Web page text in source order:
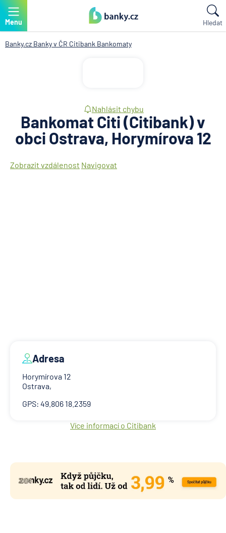
Menu Hledat
Banky.cz Banky v ČR Citibank Bankomaty
Nahlásit chybu
Bankomat Citi (Citibank) v
obci Ostrava, Horymírova 12
Zobrazit vzdálenost Navigovat
Adresa
Horymírova 12
Ostrava,
GPS: 49.806 18.2359
Více informací o Citibank